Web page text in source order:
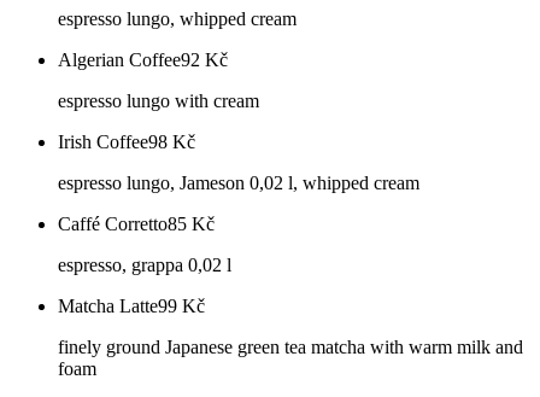
espresso lungo, whipped cream
Algerian Coffee92 Kč
espresso lungo with cream
Irish Coffee98 Kč
espresso lungo, Jameson 0,02 l, whipped cream
Caffé Corretto85 Kč
espresso, grappa 0,02 l
Matcha Latte99 Kč
finely ground Japanese green tea matcha with warm milk and
foam